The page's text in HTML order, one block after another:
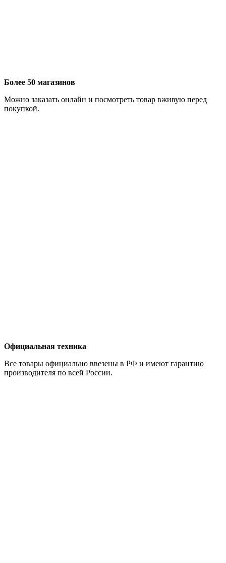
Более 50 магазинов
Можно заказать онлайн и посмотреть товар вживую перед
покупкой.
Официальная техника
Все товары официально ввезены в РФ и имеют гарантию
производителя по всей России.